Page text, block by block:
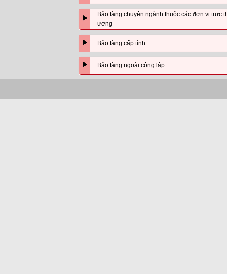
Bảo tàng chuyên ngành thuộc các đơn vị trực
ương
Bảo tàng cấp tỉnh
Bảo tàng ngoài công lập